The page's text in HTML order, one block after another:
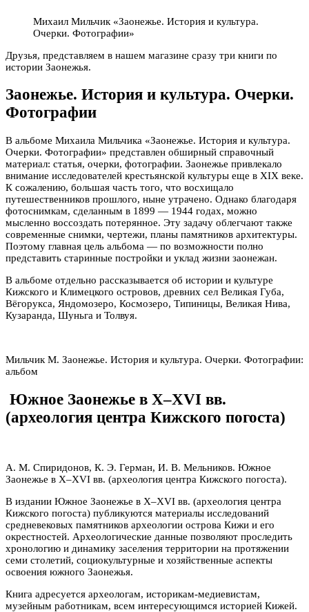
Михаил Мильчик «Заонежье. История и культура.
Очерки. Фотографии»
Друзья, представляем в нашем магазине сразу три книги по
истории Заонежья.
Заонежье. История и культура. Очерки.
Фотографии
В альбоме Михаила Мильчика «Заонежье. История и культура.
Очерки. Фотографии» представлен обширный справочный
материал: статья, очерки, фотографии. Заонежье привлекало
внимание исследователей крестьянской культуры еще в XIX веке.
К сожалению, большая часть того, что восхищало
путешественников прошлого, ныне утрачено. Однако благодаря
фотоснимкам, сделанным в 1899 — 1944 годах, можно
мысленно воссоздать потерянное. Эту задачу облегчают также
современные снимки, чертежи, планы памятников архитектуры.
Поэтому главная цель альбома — по возможности полно
представить старинные постройки и уклад жизни заонежан.
В альбоме отдельно рассказывается об истории и культуре
Кижского и Климецкого островов, древних сел Великая Губа,
Вёгорукса, Яндомозеро, Космозеро, Типиницы, Великая Нива,
Кузаранда, Шуньга и Толвуя.
Мильчик М. Заонежье. История и культура. Очерки. Фотографии:
альбом
Южное Заонежье в X–XVI вв.
(археология центра Кижского погоста)
А. М. Спиридонов, К. Э. Герман, И. В. Мельников. Южное
Заонежье в X–XVI вв. (археология центра Кижского погоста).
В издании Южное Заонежье в X–XVI вв. (археология центра
Кижского погоста) публикуются материалы исследований
средневековых памятников археологии острова Кижи и его
окрестностей. Археологические данные позволяют проследить
хронологию и динамику заселения территории на протяжении
семи столетий, социокультурные и хозяйственные аспекты
освоения южного Заонежья.
Книга адресуется археологам, историкам-медиевистам,
музейным работникам, всем интересующимся историей Кижей.